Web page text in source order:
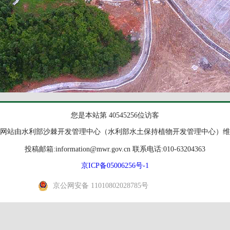
您是本站第 40545256位访客
站由水利部沙棘开发管理中心（水利部水土保持植物开发管理中心）
投稿邮箱:information@mwr.gov.cn 联系电话:010-63204363
京ICP备05006256号-1
京公网安备 11010802028785号